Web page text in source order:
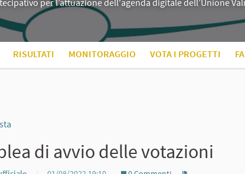
RISULTATI MONITORAGGIO VOTA I PROGETTI
di avvio delle votazioni